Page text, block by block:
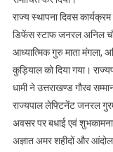
राज्य स्थापना दिवस
डिफेंस स्टाफ जनरल अनिल
आध्यात्मिक गुरु माता मंगला,
कुड़ियाल को दिया गया।
धामी ने उत्तराखण्ड गौरव
राज्यपाल लेफ्टिनेंट जनरल
अवसर पर बधाई एवं
अज्ञात अमर शहीदों और